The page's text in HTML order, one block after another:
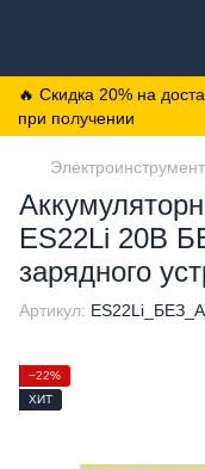
🔥 Скидка 20% на
при получении
ES22Li 20В
зарядного
Артикул:
−22%
ХИТ